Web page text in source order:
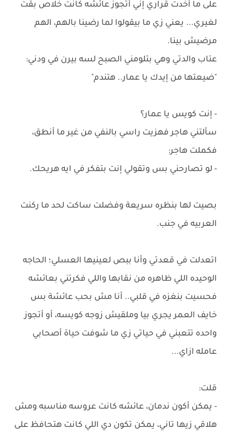
على ما أخدت قراري إني أتجوز عائشه كانت خلاص بقت
لغيري... يعني زي ما بيقولوا لما رضينا بالهم، الهم
مرضيش بينا.
عتاب والدتي وهي بتلومني الصبح لسه بيرن في ودني:
"ضيعتها من إيدك يا عمار.. هتندم"
- إنت كويس يا عمار؟
سألتني هاجر فهزيت راسي بالنفي من غير ما أنطق،
فكملت هاجر:
- لو تصارحني بس وتقولي إنت بتفكر في ايه هريحك.
بصيت لها بنظره سريعة وفضلت ساكت لحد ما ركنت
العربيه في جنب.
اتعدلت في قعدتي وأنا ببص لعينيها العسلي؛ الحاجه
الوحيده اللي ظاهره من نقابها واللي فكرتني بعائشه
فحسيت بنغزه في قلبي.. أنا مش بحب عائشة بس
خايف العمر يجري بيا وملقيش زوجه كويسه، أو أتجوز
واحده تتعبني في حياتي زي ما شوفت حياة أصحابي
عامله ازاي...
قلت:
- يمكن أكون ندمان، عائشه كانت عروسه مناسبه ومش
هلاقي زيها تاني، يمكن تكون دي اللي كانت هتحافظ على